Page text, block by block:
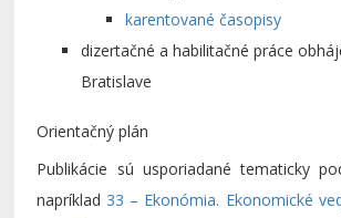
karentované časopisy
dizertačné a habilitačné práce
Bratislave
Orientačný plán
Publikácie sú usporiadané tematicky
napríklad 33 – Ekonómia. Ekonomické